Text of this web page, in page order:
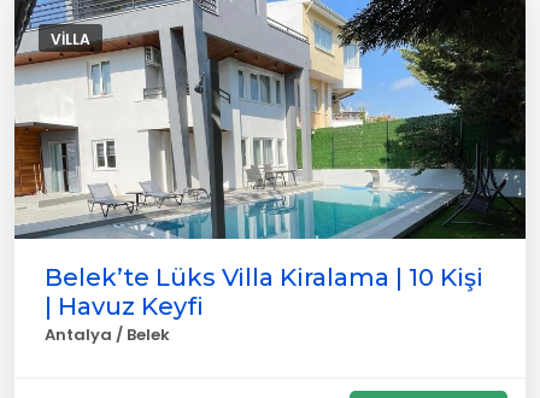
VILLA
Belek’te Lüks Villa Kiralama | 10 Kişi
| Havuz Keyfi
Antalya / Belek